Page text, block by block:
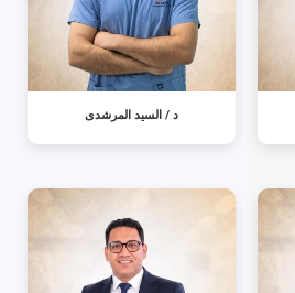
د / السيد المرشدى